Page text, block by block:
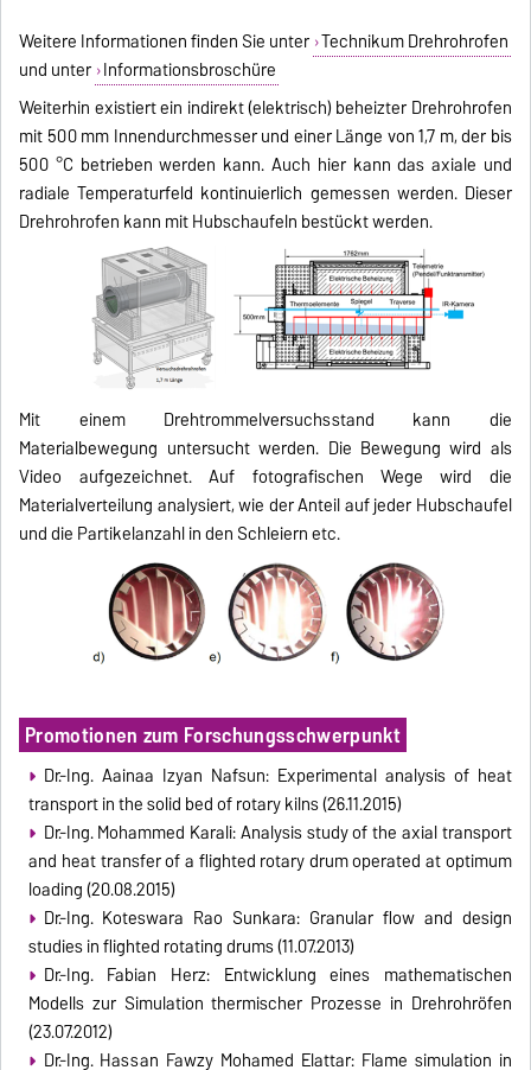
Weitere Informationen finden Sie unter Technikum Drehrohrofen
und unter Informationsbroschüre
Weiterhin existiert ein indirekt (elektrisch) beheizter Drehrohrofen
mit 500 mm Innendurchmesser und einer Länge von 1,7 m, der bis
500 °C betrieben werden kann. Auch hier kann das axiale und
radiale Temperaturfeld kontinuierlich gemessen werden. Dieser
Drehrohrofen kann mit Hubschaufeln bestückt werden.
Mit einem Drehtrommelversuchsstand kann die
Materialbewegung untersucht werden. Die Bewegung wird als
Video aufgezeichnet. Auf fotografischen Wege wird die
Materialverteilung analysiert, wie der Anteil auf jeder Hubschaufel
und die Partikelanzahl in den Schleiern etc.
Promotionen zum Forschungsschwerpunkt
Dr.-Ing. Aainaa Izyan Nafsun: Experimental analysis of heat
transport in the solid bed of rotary kilns (26.11.2015)
Dr.-Ing. Mohammed Karali: Analysis study of the axial transport
and heat transfer of a flighted rotary drum operated at optimum
loading (20.08.2015)
Dr.-Ing. Koteswara Rao Sunkara: Granular flow and design
studies in flighted rotating drums (11.07.2013)
Dr.-Ing. Fabian Herz: Entwicklung eines mathematischen
Modells zur Simulation thermischer Prozesse in Drehrohröfen
(23.07.2012)
Dr.-Ing. Hassan Fawzy Mohamed Elattar: Flame simulation in